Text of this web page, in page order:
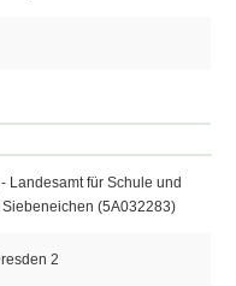
Landesamt für Schule und
Siebeneichen (5A032283)
2